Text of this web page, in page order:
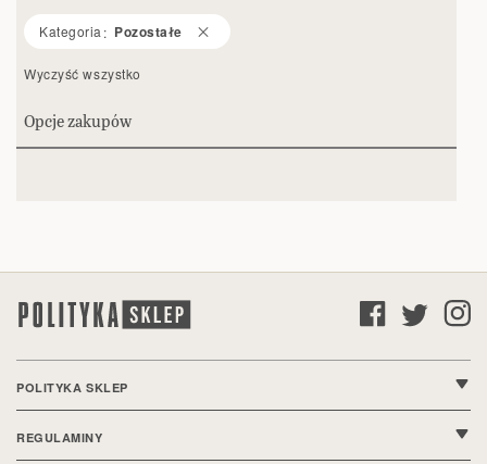
Kategoria Pozostałe
Wyczyść wszystko
Opcje zakupów
POLITYKA SKLEP
REGULAMINY